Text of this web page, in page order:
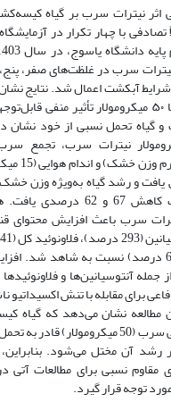
اثر نیترات سرب بر گیاه
با چهار تکرار در
شرایط آبکشت اعمال شد. نتایج
سرب به‌ویژه تا ۵۰ میکرومولار تأثیر
گیاه تحمل نسبی از خود نشان
و رشد گیاه به‌ویژه وزن
محلول برگ (65 درصد) نسبت به شاهد شد.
جمله آنتوسیانین‌ها و
برای مقابله با تنش
مطالعه نشان می‌دهد که گیاه
معینی از آلودگی سرب (50 میکرومولار)
رشد آن مختل می‌شود. بنابراین،
مقاوم نسبی برای مطالعات آتی در
توجه قرار گیرد.